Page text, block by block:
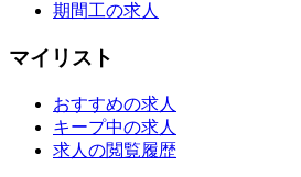
期間工の求人
マイリスト
おすすめの求人
キープ中の求人
求人の閲覧履歴